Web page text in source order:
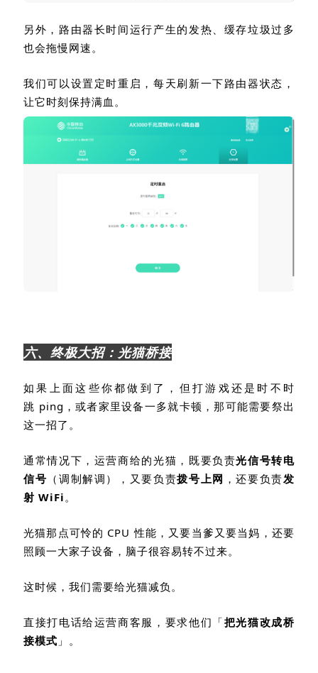
另外，路由器长时间运行产生的发热、缓存垃圾过多
也会拖慢网速。
我们可以设置定时重启，每天刷新一下路由器状态，
让它时刻保持满血。
六、终极大招：光猫桥接
如果上面这些你都做到了，但打游戏还是时不时
跳 ping ，或者家里设备一多就卡顿，那可能需要祭出
这一招了。
通常情况下，运营商给的光猫，既要负责光信号转电
信号 （调制解调），又要负责拨号上网 ，还要负责发
射 WiFi。
光猫那点可怜的 CPU性能，又要当爹又要当妈，还要
照顾一大家子设备，脑子很容易转不过来。
这时候，我们需要给光猫减负。
直接打电话给运营商客服，要求他们「把光猫改成桥
接模式 」。